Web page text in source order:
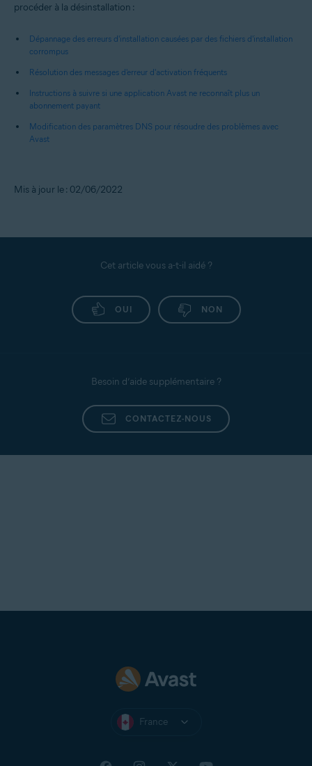
procéder à la désinstallation :
Dépannage des erreurs d'installation causées par des fichiers d'installation
corrompus
Résolution des messages d'erreur d'activation fréquents
Instructions à suivre si une application Avast ne reconnaît plus un
abonnement payant
Modification des paramètres DNS pour résoudre des problèmes avec
Avast
Mis à jour le : 02/06/2022
Cet article vous a-t-il aidé ?
OUI NON
Besoin d’aide supplémentaire ?
CONTACTEZ-NOUS
France